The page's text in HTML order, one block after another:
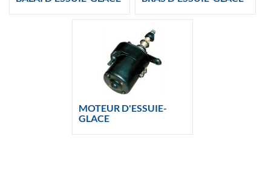
MOTEUR D'ESSUIE-
GLACE